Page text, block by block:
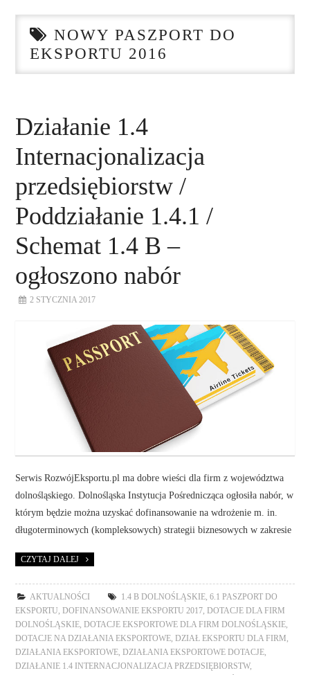
O NAS
DORADZTWO
PLAN ROZWOJU EKSPORTU
PROEXIO
NOWY PASZPORT DO
EKSPORTU 2016
Działanie 1.4
Internacjonalizacja
przedsiębiorstw /
Poddziałanie 1.4.1 /
Schemat 1.4 B –
ogłoszono nabór
2 STYCZNIA 2017
Serwis RozwójEksportu.pl ma dobre wieści dla firm z województwa
dolnośląskiego. Dolnośląska Instytucja Pośrednicząca ogłosiła nabór, w
którym będzie można uzyskać dofinansowanie na wdrożenie m. in.
długoterminowych (kompleksowych) strategii biznesowych w zakresie
CZYTAJ DALEJ
AKTUALNOŚCI 1.4 B DOLNOŚLĄSKIE ,6.1 PASZPORT DO
EKSPORTU
DOFINANSOWANIE EKSPORTU 2017
DOTACJE DLA FIRM
DOLNOŚLĄSKIE
DOTACJE EKSPORTOWE DLA FIRM DOLNOŚLĄSKIE
DOTACJE NA DZIAŁANIA EKSPORTOWE
DZIAŁ EKSPORTU DLA FIRM
DZIAŁANIA EKSPORTOWE
DZIAŁANIA EKSPORTOWE DOTACJE
DZIAŁANIE 1.4 INTERNACJONALIZACJA PRZEDSIĘBIORSTW,